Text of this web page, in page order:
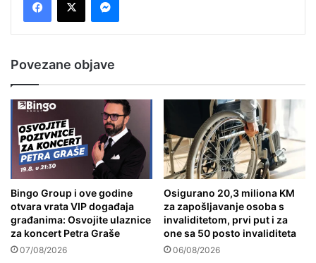
Povezane objave
Bingo Group i ove godine
otvara vrata VIP događaja
građanima: Osvojite ulaznice
za koncert Petra Graše
07/08/2026
Osigurano 20,3 miliona KM
za zapošljavanje osoba s
invaliditetom, prvi put i za
one sa 50 posto invaliditeta
06/08/2026